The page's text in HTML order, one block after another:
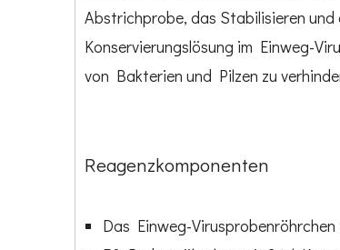
Abstrichprobe, das Stabilisieren und
Konservierungslösung im Einweg-
von Bakterien und Pilzen zu
Reagenzkomponenten
Das Einweg-